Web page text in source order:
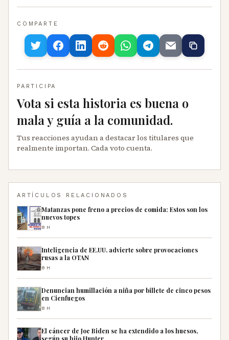
COMPARTE
PARTICIPA
Vota si esta historia es buena o
mala y guía a la comunidad.
Tus reacciones ayudan a destacar los titulares que
realmente importan. Cada voto cuenta.
ARTÍCULOS RELACIONADOS
Matanzas pone freno a precios de comida: Estos son los
nuevos topes
8H
Inteligencia de EE.UU. advierte sobre provocaciones
rusas a la OTAN
8H
Denuncian humillación a niña por billete de cinco pesos
en Cienfuegos
8H
El cáncer de Joe Biden se ha extendido a los huesos,
según su hijo Hunter